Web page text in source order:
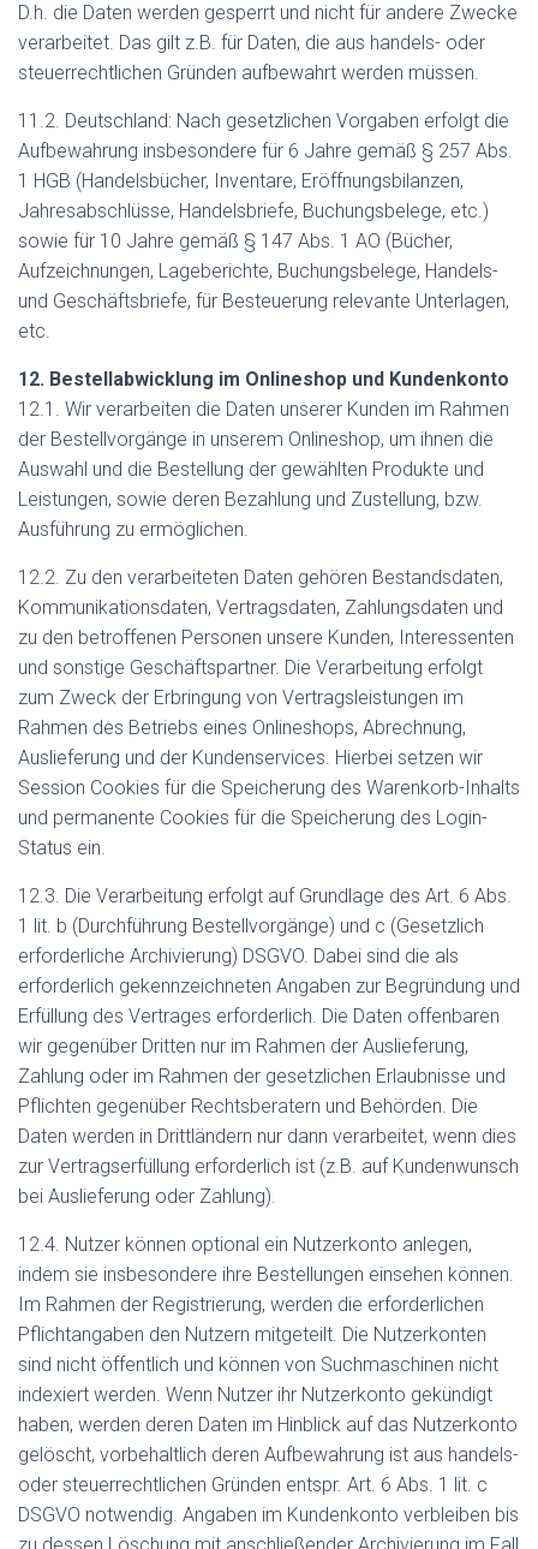
D.h. die Daten werden gesperrt und nicht für andere Zwecke
verarbeitet. Das gilt z.B. für Daten, die aus handels- oder
steuerrechtlichen Gründen aufbewahrt werden müssen.
11.2. Deutschland: Nach gesetzlichen Vorgaben erfolgt die
Aufbewahrung insbesondere für 6 Jahre gemäß § 257 Abs.
1 HGB (Handelsbücher, Inventare, Eröffnungsbilanzen,
Jahresabschlüsse, Handelsbriefe, Buchungsbelege, etc.)
sowie für 10 Jahre gemäß § 147 Abs. 1 AO (Bücher,
Aufzeichnungen, Lageberichte, Buchungsbelege, Handels-
und Geschäftsbriefe, für Besteuerung relevante Unterlagen,
etc.
12. Bestellabwicklung im Onlineshop und Kundenkonto
12.1. Wir verarbeiten die Daten unserer Kunden im Rahmen
der Bestellvorgänge in unserem Onlineshop, um ihnen die
Auswahl und die Bestellung der gewählten Produkte und
Leistungen, sowie deren Bezahlung und Zustellung, bzw.
Ausführung zu ermöglichen.
12.2. Zu den verarbeiteten Daten gehören Bestandsdaten,
Kommunikationsdaten, Vertragsdaten, Zahlungsdaten und
zu den betroffenen Personen unsere Kunden, Interessenten
und sonstige Geschäftspartner. Die Verarbeitung erfolgt
zum Zweck der Erbringung von Vertragsleistungen im
Rahmen des Betriebs eines Onlineshops, Abrechnung,
Auslieferung und der Kundenservices. Hierbei setzen wir
Session Cookies für die Speicherung des Warenkorb-Inhalts
und permanente Cookies für die Speicherung des Login-
Status ein.
12.3. Die Verarbeitung erfolgt auf Grundlage des Art. 6 Abs.
1 lit. b (Durchführung Bestellvorgänge) und c (Gesetzlich
erforderliche Archivierung) DSGVO. Dabei sind die als
erforderlich gekennzeichneten Angaben zur Begründung und
Erfüllung des Vertrages erforderlich. Die Daten offenbaren
wir gegenüber Dritten nur im Rahmen der Auslieferung,
Zahlung oder im Rahmen der gesetzlichen Erlaubnisse und
Pflichten gegenüber Rechtsberatern und Behörden. Die
Daten werden in Drittländern nur dann verarbeitet, wenn dies
zur Vertragserfüllung erforderlich ist (z.B. auf Kundenwunsch
bei Auslieferung oder Zahlung).
12.4. Nutzer können optional ein Nutzerkonto anlegen,
indem sie insbesondere ihre Bestellungen einsehen können.
Im Rahmen der Registrierung, werden die erforderlichen
Pflichtangaben den Nutzern mitgeteilt. Die Nutzerkonten
sind nicht öffentlich und können von Suchmaschinen nicht
indexiert werden. Wenn Nutzer ihr Nutzerkonto gekündigt
haben, werden deren Daten im Hinblick auf das Nutzerkonto
gelöscht, vorbehaltlich deren Aufbewahrung ist aus handels-
oder steuerrechtlichen Gründen entspr. Art. 6 Abs. 1 lit. c
DSGVO notwendig. Angaben im Kundenkonto verbleiben bis